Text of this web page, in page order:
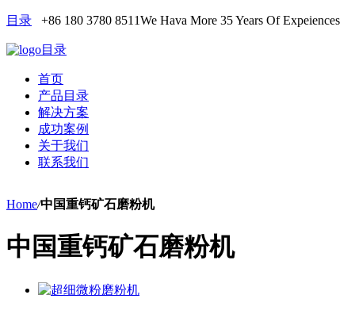
目录 +86 180 3780 8511We Hava More 35 Years Of Expeiences
目录
首页
产品目录
解决方案
成功案例
关于我们
联系我们
Home/中国重钙矿石磨粉机
中国重钙矿石磨粉机